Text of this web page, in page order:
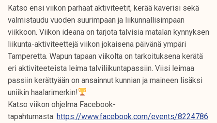
Katso ensi viikon parhaat aktiviteetit, kerää kaverisi sekä
valmistaudu vuoden suurimpaan ja liikunnallisimpaan
viikkoon. Viikon ideana on tarjota talvisia matalan kynnyksen
liikunta-aktiviteettejä viikon jokaisena päivänä ympäri
Tamperetta. Wapun tapaan viikolta on tarkoituksena kerätä
eri aktiviteeteista leima talviliikuntapassiin. Viisi leimaa
passiin kerättyään on ansainnut kunnian ja maineen lisäksi
uniikin haalarimerkin!
Katso viikon ohjelma Facebook-
tapahtumasta: https://www.facebook.com/events/8224786